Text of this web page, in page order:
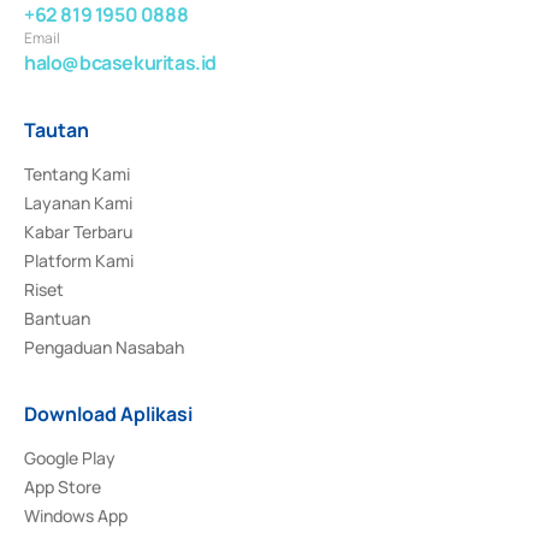
+62 819 1950 0888
Email
halo@bcasekuritas.id
Tautan
Tentang Kami
Layanan Kami
Kabar Terbaru
Platform Kami
Riset
Bantuan
Pengaduan Nasabah
Download Aplikasi
Google Play
App Store
Windows App